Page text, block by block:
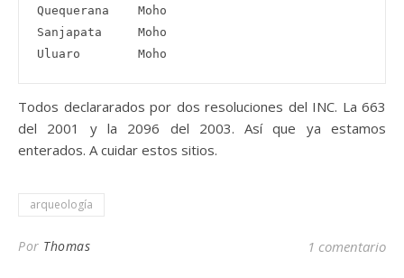
Quequerana    Moho
Sanjapata     Moho
Todos declararados por dos resoluciones del INC. La 663
del 2001 y la 2096 del 2003. Así que ya estamos
enterados. A cuidar estos sitios.
arqueología
Por Thomas 1 comentario